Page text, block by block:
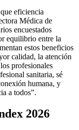
eficiencia
Médica de
encuestados
equilibrio entre la
estos beneficios
calidad, la atención
profesionales
sanitaria, sé
humana, y
a todos”.
2026